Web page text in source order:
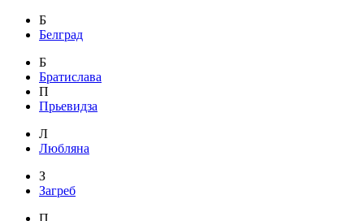
Б
Белград
Б
Братислава
П
Прьевидза
Л
Любляна
З
Загреб
П